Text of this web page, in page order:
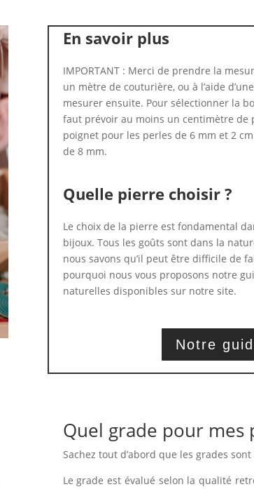
En savoir plus
IMPORTANT : Merci de prendre la
un mètre de couturière, ou à l’aide
mesurer ensuite. Pour sélectionner la
faut prévoir au moins un centimètre de
poignet pour les perles de 6 mm et 2
de 8 mm.
Quelle pierre choisir ?
Le choix de la pierre est fondamental
bijoux. Tous les goûts sont dans la
nous savons qu’il peut être difficile de
pourquoi nous vous proposons notre
naturelles disponibles sur notre site.
Notre
Quel grade pour mes
Sachez tout d’abord que les grades
Le grade est évalué selon la qualité